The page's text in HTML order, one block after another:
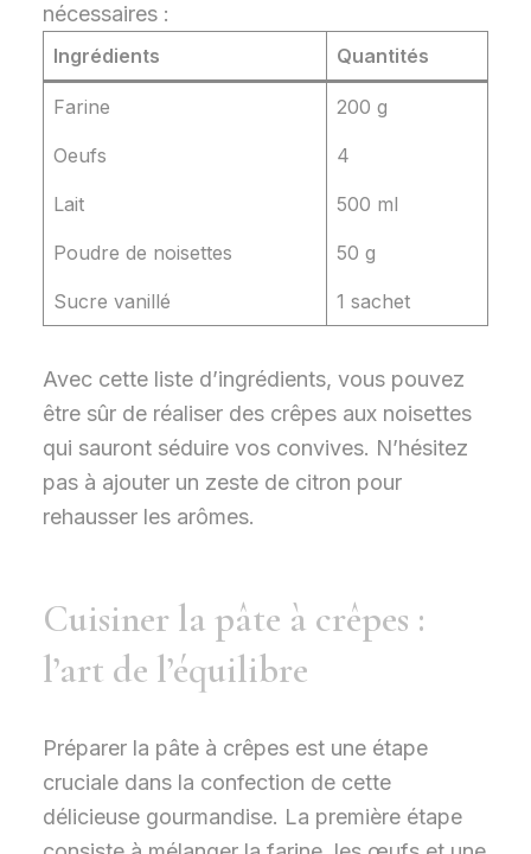
nécessaires :
Ingrédients Quantités
Farine 200 g
Oeufs 4
Lait 500 ml
Poudre de noisettes 50 g
Sucre vanillé 1 sachet
Avec cette liste d’ingrédients, vous pouvez
être sûr de réaliser des crêpes aux noisettes
qui sauront séduire vos convives. N’hésitez
pas à ajouter un zeste de citron pour
rehausser les arômes.
Cuisiner la pâte à crêpes :
l’art de l’équilibre
Préparer la pâte à crêpes est une étape
cruciale dans la confection de cette
délicieuse gourmandise. La première étape